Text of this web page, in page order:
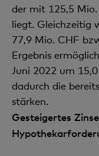
der mit 125,5
liegt. Gleichzeitig
77,9 Mio. CHF
Ergebnis
Juni 2022 um
dadurch die
stärken.
Gesteigertes